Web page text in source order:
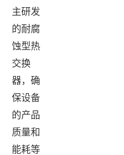
主研发
的耐腐
蚀型热
交换
器，确
保设备
的产品
质量和
能耗等